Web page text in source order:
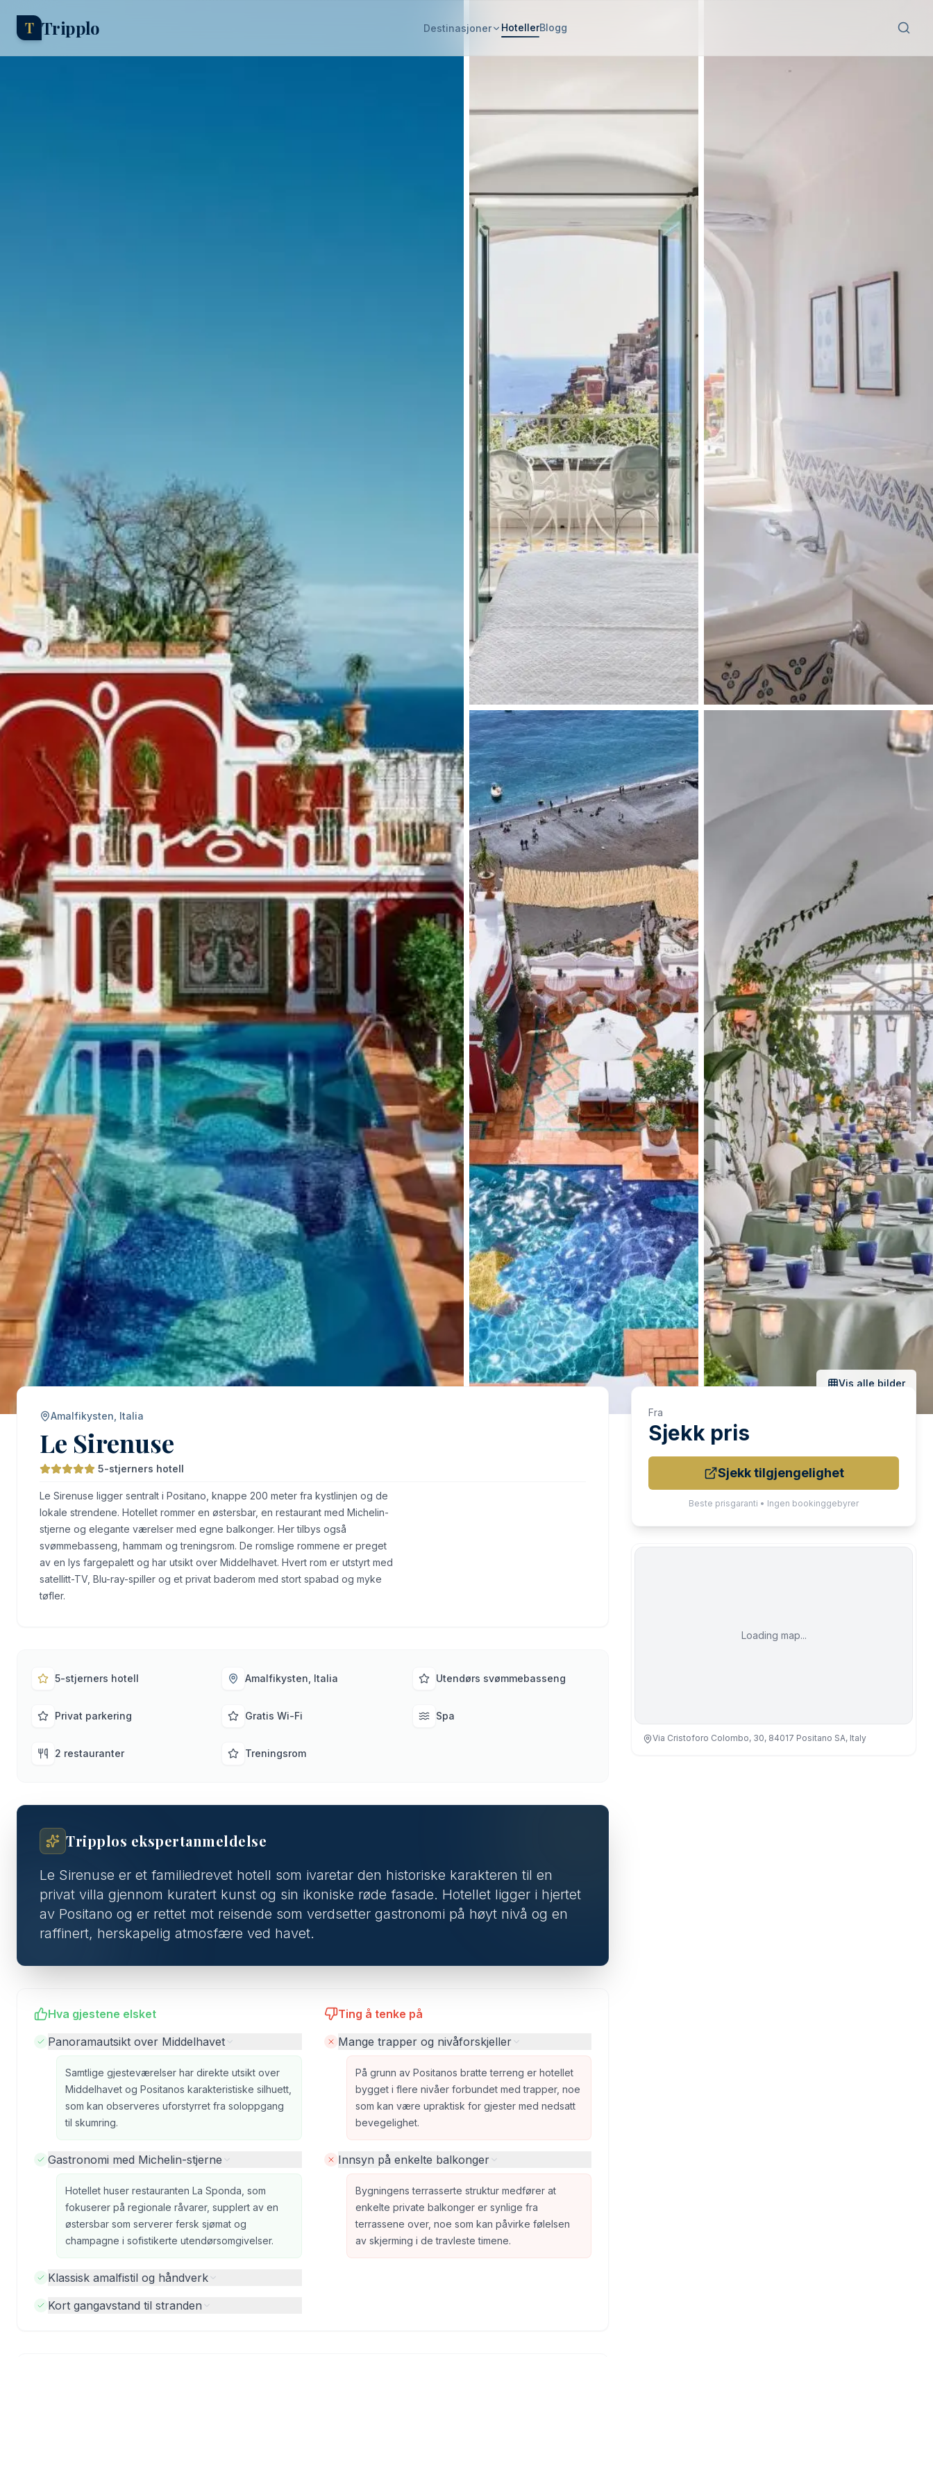
T Tripplo Destinasjoner HotellerBlogg
Vis alle bilder
Amalfikysten, Italia
Le Sirenuse
5-stjerners hotell
Le Sirenuse ligger sentralt i Positano, knappe 200 meter fra kystlinjen og de
lokale strendene. Hotellet rommer en østersbar, en restaurant med Michelin-
stjerne og elegante værelser med egne balkonger. Her tilbys også
svømmebasseng, hammam og treningsrom. De romslige rommene er preget
av en lys fargepalett og har utsikt over Middelhavet. Hvert rom er utstyrt med
satellitt-TV, Blu-ray-spiller og et privat baderom med stort spabad og myke
tøfler.
5-stjerners hotell Amalfikysten, Italia Utendørs svømmebasseng
Privat parkering Gratis Wi-Fi Spa
2 restauranter Treningsrom
Tripplos ekspertanmeldelse
Le Sirenuse er et familiedrevet hotell som ivaretar den historiske karakteren til en
privat villa gjennom kuratert kunst og sin ikoniske røde fasade. Hotellet ligger i hjertet
av Positano og er rettet mot reisende som verdsetter gastronomi på høyt nivå og en
raffinert, herskapelig atmosfære ved havet.
Hva gjestene elsket
Panoramautsikt over Middelhavet
Samtlige gjesteværelser har direkte utsikt over
Middelhavet og Positanos karakteristiske silhuett,
som kan observeres uforstyrret fra soloppgang
til skumring.
Gastronomi med Michelin-stjerne
Hotellet huser restauranten La Sponda, som
fokuserer på regionale råvarer, supplert av en
østersbar som serverer fersk sjømat og
champagne i sofistikerte utendørsomgivelser.
Klassisk amalfistil og håndverk
Kort gangavstand til stranden
Ting å tenke på
Mange trapper og nivåforskjeller
På grunn av Positanos bratte terreng er hotellet
bygget i flere nivåer forbundet med trapper, noe
som kan være upraktisk for gjester med nedsatt
bevegelighet.
Innsyn på enkelte balkonger
Bygningens terrasserte struktur medfører at
enkelte private balkonger er synlige fra
terrassene over, noe som kan påvirke følelsen
av skjerming i de travleste timene.
Fra
Sjekk pris
Sjekk tilgjengelighet
Beste prisgaranti • Ingen bookinggebyrer
Loading map...
Via Cristoforo Colombo, 30, 84017 Positano SA, Italy